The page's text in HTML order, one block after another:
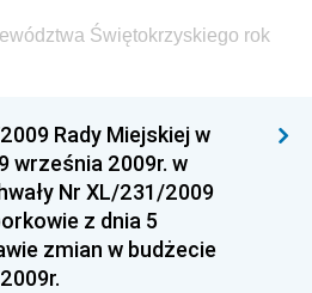
Klimatu
Funduszy i Polityki
Aktywów Państwowych
Zdrowia
Środowiska i Głównego
Świętokrzyskiego rok
Rady Miejskiej w
września 2009r. w
Nr XL/231/2009
z dnia 5
zmian w budżecie